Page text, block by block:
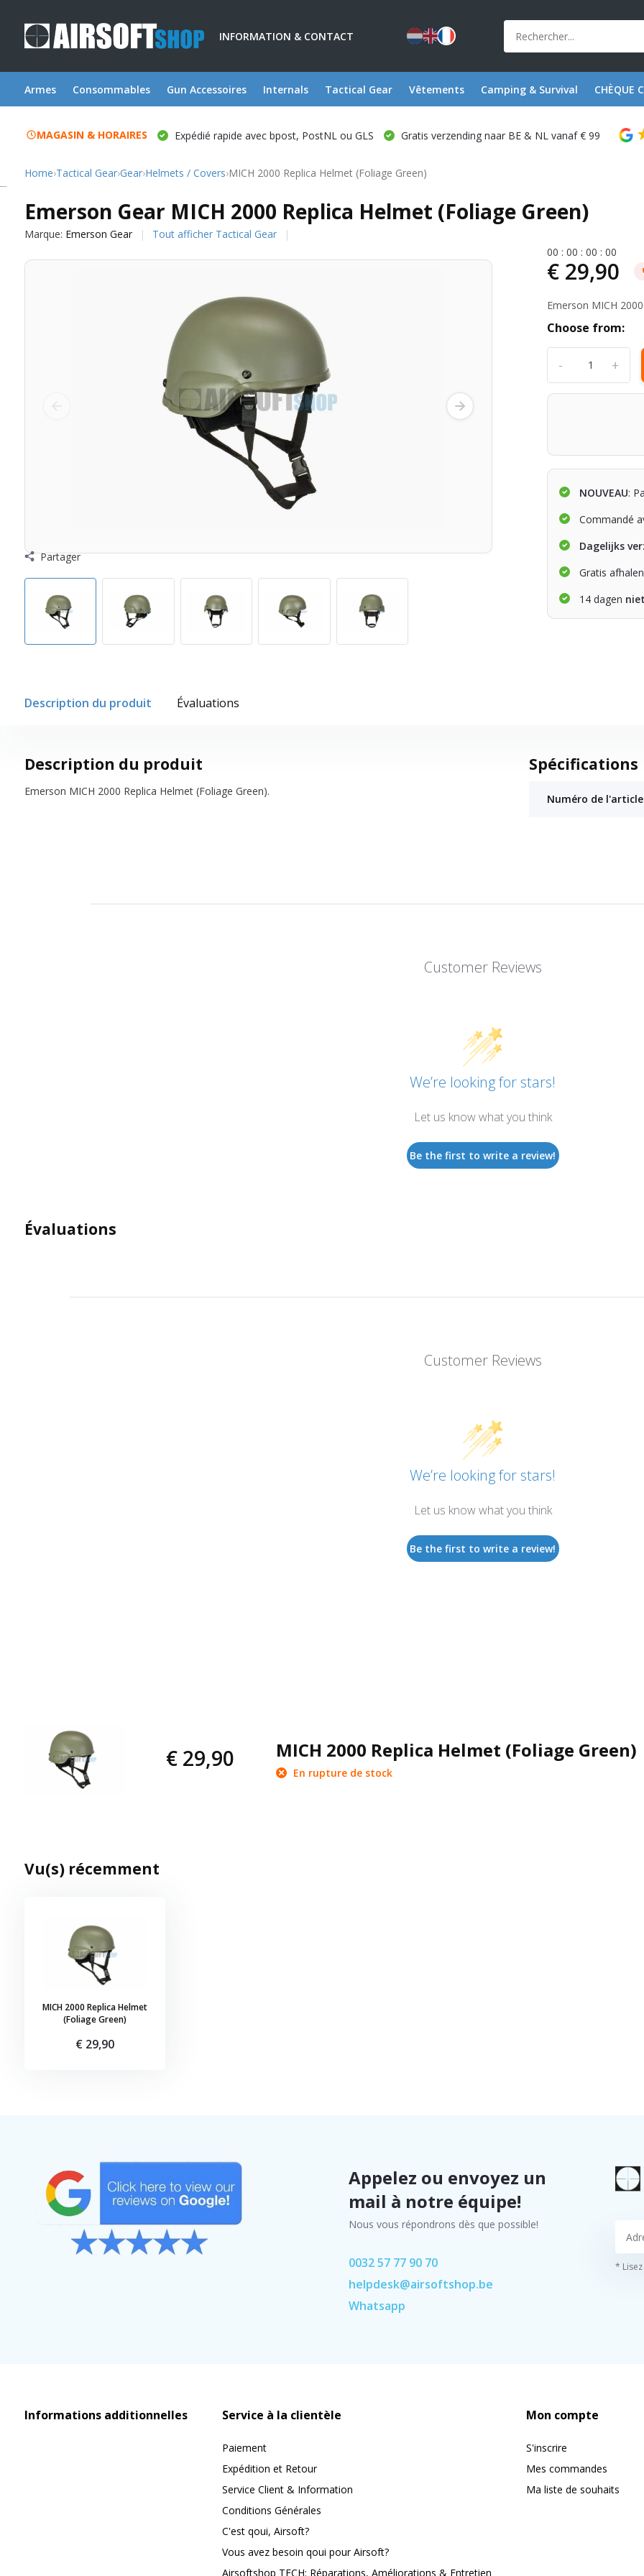
INFORMATION & CONTACT
Armes Consommables Gun Accessoires Internals Tactical Gear Vêtements Camping & Survival CHÈQUE
MAGASIN & HORAIRES Expédié rapide avec bpost, PostNL ou GLS Gratis verzending naar BE & NL vanaf € 99
Home›Tactical Gear›Gear›Helmets / Covers›MICH 2000 Replica Helmet (Foliage Green)
Emerson Gear MICH 2000 Replica Helmet (Foliage Green)
Marque: Emerson Gear Tout afficher Tactical Gear
Partager
00 :00 :00 :00
€ 29,90
Emerson MICH
Choose from:
+
-
NOUVEAU:
Commandé
Dagelijks
Gratis
14 dagen
Description du produit Évaluations
Description du produit
Emerson MICH 2000 Replica Helmet (Foliage Green).
Spécifications
Numéro de l'article
Customer Reviews
We’re looking for stars!
Let us know what you think
Be the first to write a review!
Évaluations
Customer Reviews
We’re looking for stars!
Let us know what you think
Be the first to write a review!
€ 29,90 MICH 2000 Replica Helmet (Foliage Green)
En rupture de stock
Vu(s) récemment
MICH 2000 Replica Helmet
(Foliage Green)
€ 29,90
Appelez ou envoyez un
mail à notre équipe!
Nous vous répondrons dès que possible!
0032 57 77 90 70
helpdesk@airsoftshop.be
Whatsapp
*
Informations additionnelles Service à la clientèle
Paiement
Expédition et Retour
Service Client & Information
Conditions Générales
C'est qoui, Airsoft?
Vous avez besoin qoui pour Airsoft?
Airsoftshop TECH: Réparations, Améliorations & Entretien
Mon compte
S'inscrire
Mes commandes
Ma liste de souhaits